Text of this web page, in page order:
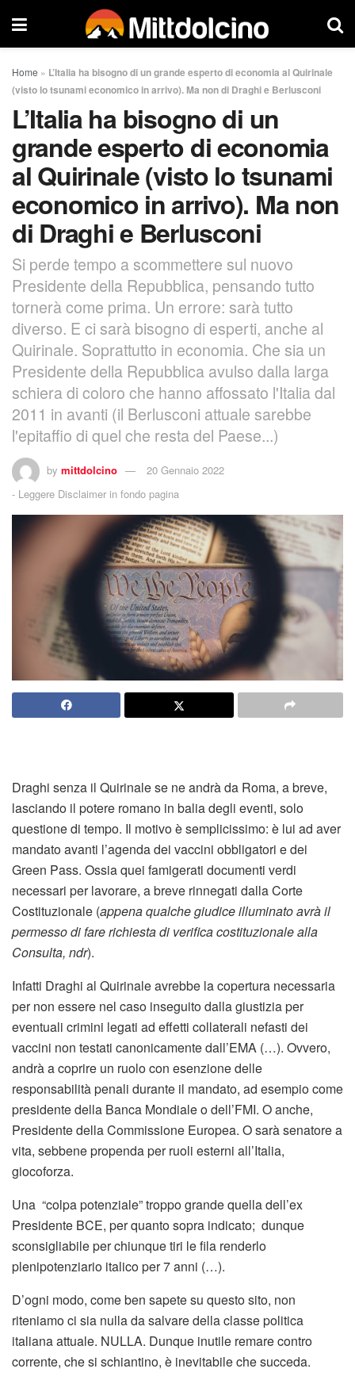
Home » L’Italia ha bisogno di un grande esperto di economia al Quirinale
(visto lo tsunami economico in arrivo). Ma non di Draghi e Berlusconi
L’Italia ha bisogno di un
grande esperto di economia
al Quirinale (visto lo tsunami
economico in arrivo). Ma non
di Draghi e Berlusconi
Si perde tempo a scommettere sul nuovo
Presidente della Repubblica, pensando tutto
tornerà come prima. Un errore: sarà tutto
diverso. E ci sarà bisogno di esperti, anche al
Quirinale. Soprattutto in economia. Che sia un
Presidente della Repubblica avulso dalla larga
schiera di coloro che hanno affossato l'Italia dal
2011 in avanti (il Berlusconi attuale sarebbe
l'epitaffio di quel che resta del Paese...)
by mittdolcino
20 Gennaio 2022
- Leggere Disclaimer in fondo pagina
Draghi senza il Quirinale se ne andrà da Roma, a breve,
lasciando il potere romano in balia degli eventi, solo
questione di tempo. Il motivo è semplicissimo: è lui ad aver
mandato avanti l’agenda dei vaccini obbligatori e dei
Green Pass. Ossia quei famigerati documenti verdi
necessari per lavorare, a breve rinnegati dalla Corte
Costituzionale (appena qualche giudice illuminato avrà il
permesso di fare richiesta di verifica costituzionale alla
Consulta, ndr).
Infatti Draghi al Quirinale avrebbe la copertura necessaria
per non essere nel caso inseguito dalla giustizia per
eventuali crimini legati ad effetti collaterali nefasti dei
vaccini non testati canonicamente dall’EMA (…). Ovvero,
andrà a coprire un ruolo con esenzione delle
responsabilità penali durante il mandato, ad esempio come
presidente della Banca Mondiale o dell’FMI. O anche,
Presidente della Commissione Europea. O sarà senatore a
vita, sebbene propenda per ruoli esterni all’Italia,
giocoforza.
Una “colpa potenziale” troppo grande quella dell’ex
Presidente BCE, per quanto sopra indicato; dunque
sconsigliabile per chiunque tiri le fila renderlo
plenipotenziario italico per 7 anni (…).
D’ogni modo, come ben sapete su questo sito, non
riteniamo ci sia nulla da salvare della classe politica
italiana attuale. NULLA. Dunque inutile remare contro
corrente, che si schiantino, è inevitabile che succeda.